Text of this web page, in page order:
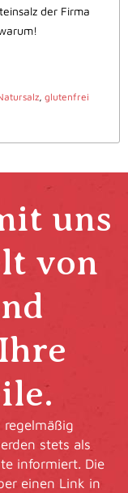
der Firma
, glutenfrei
uns
von
regelmäßig
stets als
informiert. Die
einen Link in